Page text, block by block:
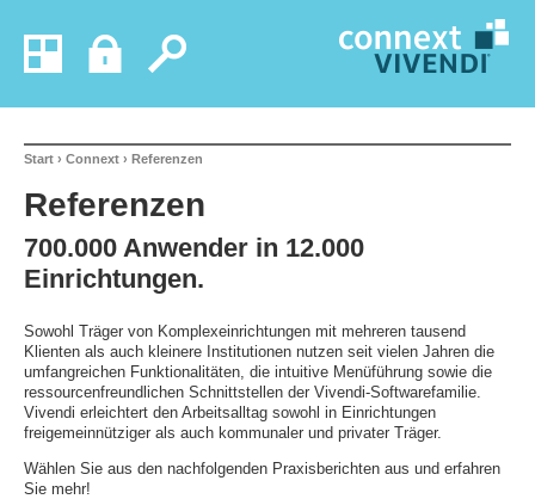
Start › Connext › Referenzen
Referenzen
700.000 Anwender in 12.000
Einrichtungen.
Sowohl Träger von Komplexeinrichtungen mit mehreren tausend
Klienten als auch kleinere Institutionen nutzen seit vielen Jahren die
umfangreichen Funktionalitäten, die intuitive Menüführung sowie die
ressourcenfreundlichen Schnittstellen der Vivendi-Softwarefamilie.
Vivendi erleichtert den Arbeitsalltag sowohl in Einrichtungen
freigemeinnütziger als auch kommunaler und privater Träger.
Wählen Sie aus den nachfolgenden Praxisberichten aus und erfahren
Sie mehr!